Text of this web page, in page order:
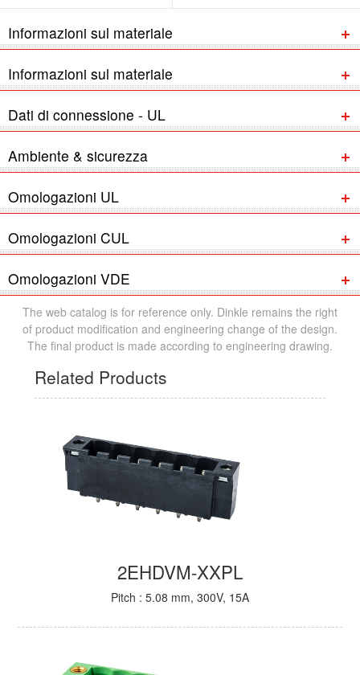
Informazioni sul materiale
Informazioni sul materiale
Dati di connessione - UL
Ambiente & sicurezza
Omologazioni UL
Omologazioni CUL
Omologazioni VDE
The web catalog is for reference only. Dinkle remains the right
of product modification and engineering change of the design.
The final product is made according to engineering drawing.
Related Products
2EHDVM-XXPL
Pitch : 5.08 mm, 300V, 15A